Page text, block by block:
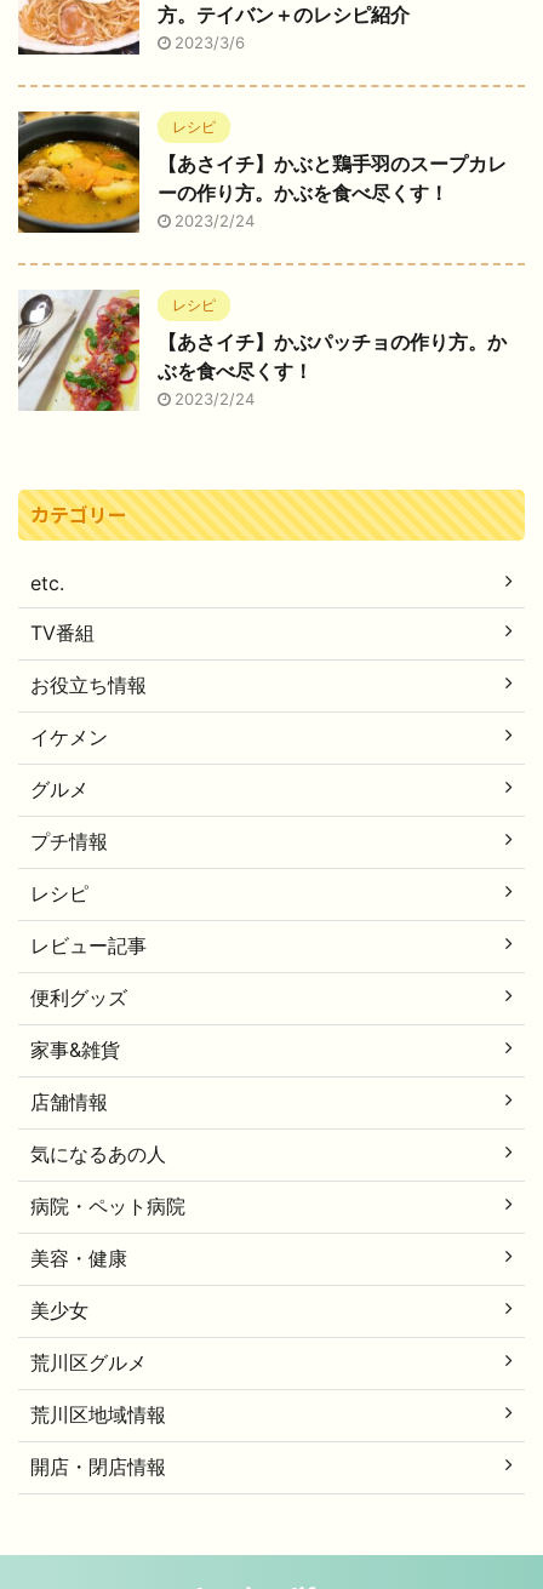
方。テイバン＋のレシピ紹介
2023/3/6
レシピ
【あさイチ】かぶと鶏手羽のスープカレ
ーの作り方。かぶを食べ尽くす！
2023/2/24
レシピ
【あさイチ】かぶパッチョの作り方。か
ぶを食べ尽くす！
2023/2/24
カテゴリー
etc.
TV番組
お役立ち情報
イケメン
グルメ
プチ情報
レシピ
レビュー記事
便利グッズ
家事&雑貨
店舗情報
気になるあの人
病院・ペット病院
美容・健康
美少女
荒川区グルメ
荒川区地域情報
開店・閉店情報